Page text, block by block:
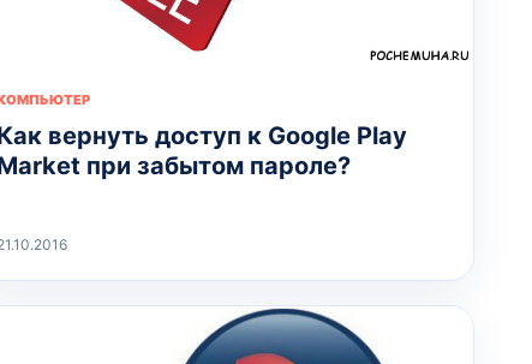
вернуть доступ к Google Play
при забытом пароле?